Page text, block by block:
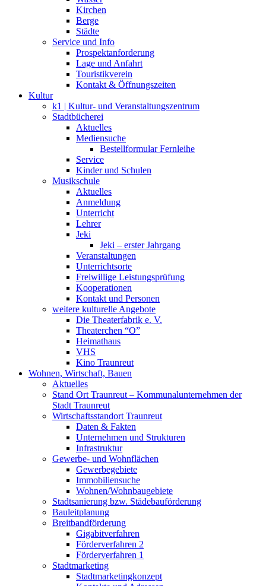
Kirchen
Berge
Städte
Service und Info
Prospektanforderung
Lage und Anfahrt
Touristikverein
Kontakt & Öffnungszeiten
Kultur
k1 | Kultur- und Veranstaltungszentrum
Stadtbücherei
Aktuelles
Mediensuche
Bestellformular Fernleihe
Service
Kinder und Schulen
Musikschule
Aktuelles
Anmeldung
Unterricht
Lehrer
Jeki
Jeki – erster Jahrgang
Veranstaltungen
Unterrichtsorte
Freiwillige Leistungsprüfung
Kooperationen
Kontakt und Personen
weitere kulturelle Angebote
Die Theaterfabrik e. V.
Theaterchen “O”
Heimathaus
VHS
Kino Traunreut
Wohnen, Wirtschaft, Bauen
Aktuelles
Stand Ort Traunreut – Kommunalunternehmen der
Stadt Traunreut
Wirtschaftsstandort Traunreut
Daten & Fakten
Unternehmen und Strukturen
Infrastruktur
Gewerbe- und Wohnflächen
Gewerbegebiete
Immobiliensuche
Wohnen/Wohnbaugebiete
Stadtsanierung bzw. Städebauförderung
Bauleitplanung
Breitbandförderung
Gigabitverfahren
Förderverfahren 2
Förderverfahren 1
Stadtmarketing
Stadtmarketingkonzept